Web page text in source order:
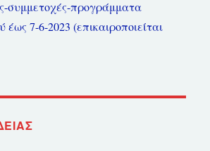
συμμετοχές-προγράμματα
έως 7-6-2023 (επικαιροποιείται